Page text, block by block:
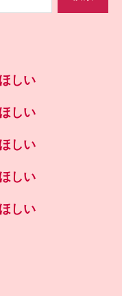
しい
しい
しい
しい
しい